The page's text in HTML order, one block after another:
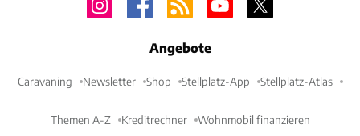
Angebote
Caravaning Newsletter Shop Stellplatz-App Stellplatz-Atlas
Themen A-Z Kreditrechner Wohnmobil finanzieren